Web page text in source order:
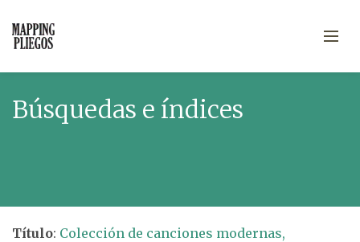
Búsquedas e índices
Título: Colección de canciones modernas,